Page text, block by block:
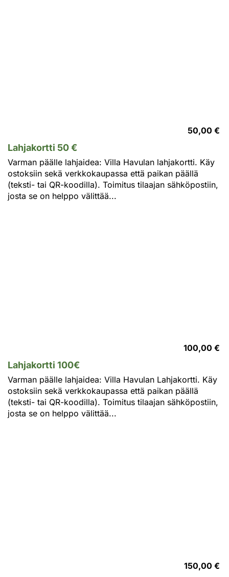
50,00 €
Lahjakortti 50 €
Varman päälle lahjaidea: Villa Havulan lahjakortti. Käy
ostoksiin sekä verkkokaupassa että paikan päällä
(teksti- tai QR-koodilla). Toimitus tilaajan sähköpostiin,
josta se on helppo välittää...
100,00 €
Lahjakortti 100€
Varman päälle lahjaidea: Villa Havulan Lahjakortti. Käy
ostoksiin sekä verkkokaupassa että paikan päällä
(teksti- tai QR-koodilla). Toimitus tilaajan sähköpostiin,
josta se on helppo välittää...
150,00 €